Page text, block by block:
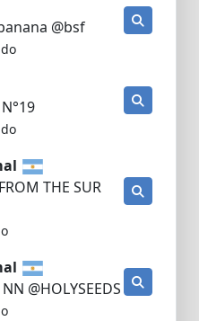
@bsf
THE SUR
@HOLYSEEDS